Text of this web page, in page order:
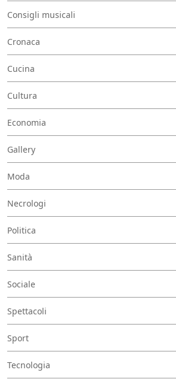
Consigli musicali
Cronaca
Cucina
Cultura
Economia
Gallery
Moda
Necrologi
Politica
Sanità
Sociale
Spettacoli
Sport
Tecnologia